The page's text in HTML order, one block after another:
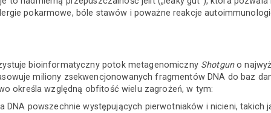
pokarmowe, bóle stawów i poważne reakcje
bioinformatyczny potok metagenomiczny Shotguno
miliony zsekwencjonowanych fragmentów DNA do baz
określa względną obfitość wielu zagrożeń, w tym:
DNA powszechnie występujących pierwotniaków i nicieni, takich